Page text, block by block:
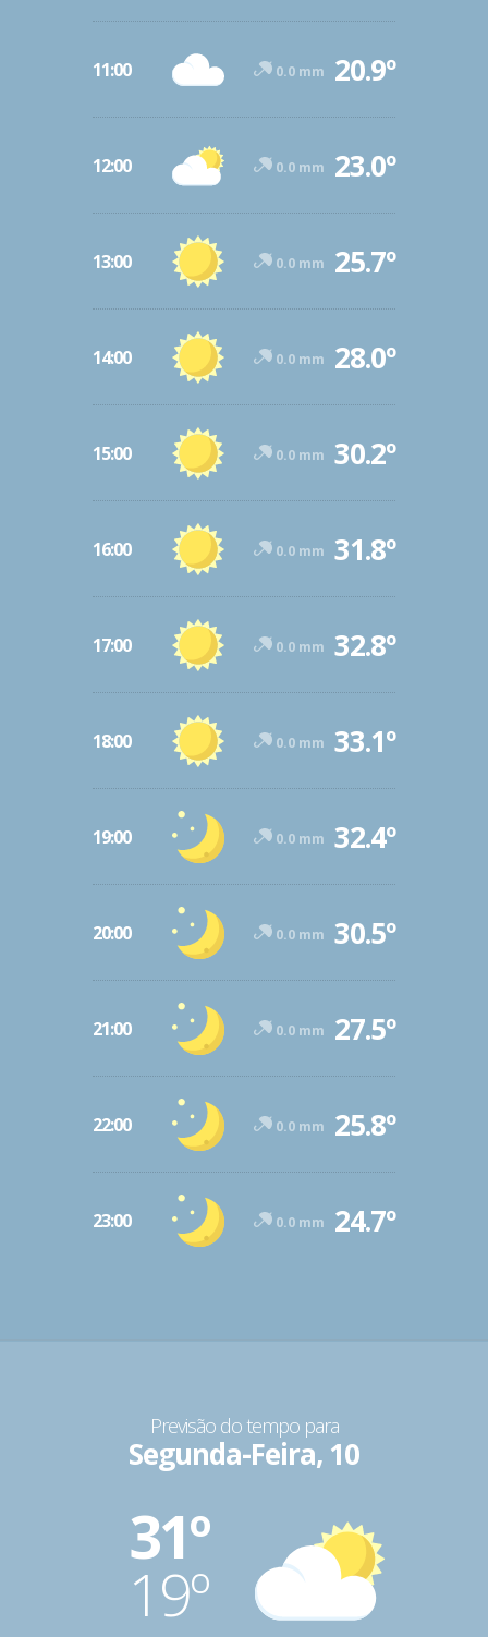
11:00 0.0 mm 20.9º
12:00 0.0 mm 23.0º
13:00 0.0 mm 25.7º
14:00 0.0 mm 28.0º
15:00 0.0 mm 30.2º
16:00 0.0 mm 31.8º
17:00 0.0 mm 32.8º
18:00 0.0 mm 33.1º
19:00 0.0 mm 32.4º
20:00 0.0 mm 30.5º
21:00 0.0 mm 27.5º
22:00 0.0 mm 25.8º
23:00 0.0 mm 24.7º
Previsão do tempo para
Segunda-Feira, 10
31º
19º